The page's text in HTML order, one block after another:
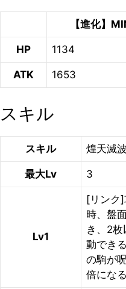
【進化】
HP 1134
ATK 1653
スキル
スキル 煌天滅波
最大Lv 3
Lv1
[リンク
時、盤
き、2
動でき
の駒が
倍になる